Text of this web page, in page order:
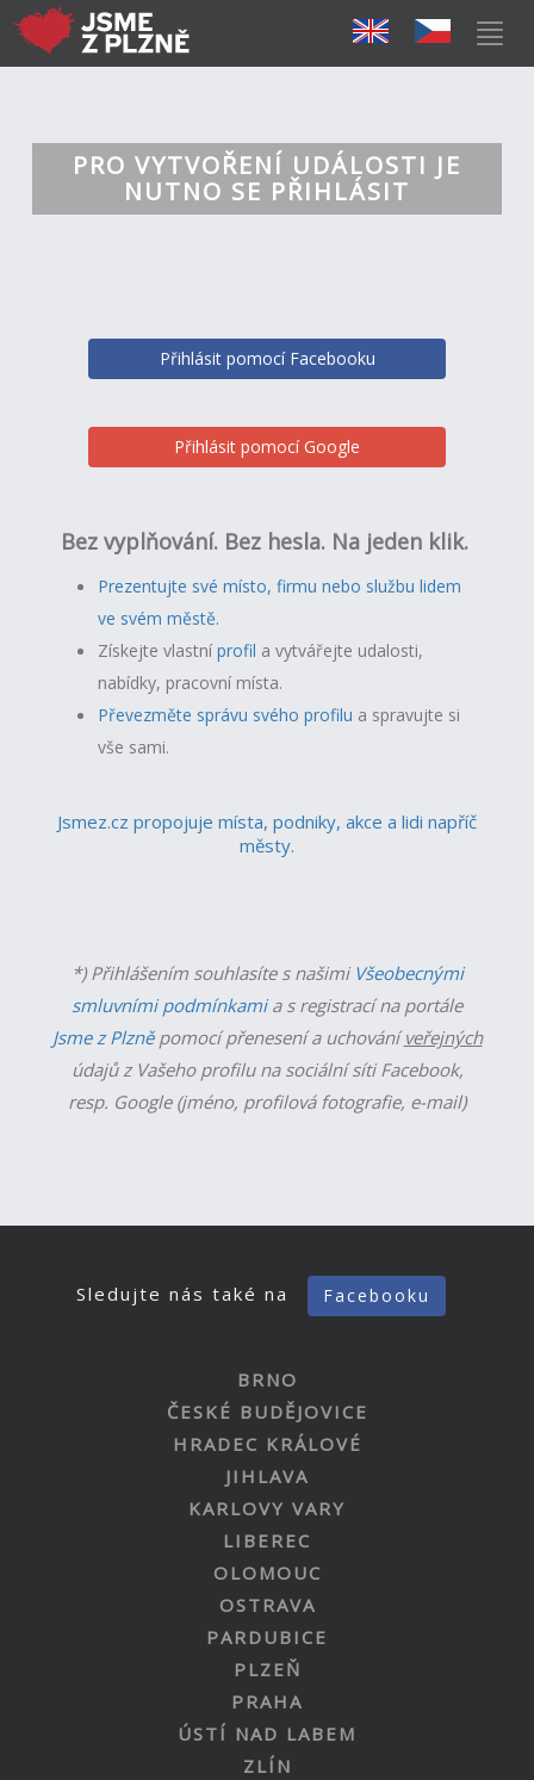
PRO VYTVOŘENÍ UDÁLOSTI JE
NUTNO SE PŘIHLÁSIT
Přihlásit pomocí Facebooku
Přihlásit pomocí Google
Bez vyplňování. Bez hesla. Na jeden klik.
Prezentujte své místo, firmu nebo službu lidem
ve svém městě.
Získejte vlastníprofil a vytvářejte udalosti,
nabídky, pracovní místa.
Převezměte správu svého profilu a spravujte si
vše sami.
Jsmez.cz propojuje místa, podniky, akce a lidi napříč
městy.
*) Přihlášením souhlasíte s našimi Všeobecnými
smluvními podmínkamia s registrací na portále
Jsme z Plzněpomocí přenesení a uchováníveřejných
údajů z Vašeho profilu na sociální síti Facebook,
resp. Google (jméno, profilová fotografie, e-mail)
Sledujte nás také na Facebooku
BRNO
ČESKÉ BUDĚJOVICE
HRADEC KRÁLOVÉ
JIHLAVA
KARLOVY VARY
LIBEREC
OLOMOUC
OSTRAVA
PARDUBICE
PLZEŇ
PRAHA
ÚSTÍ NAD LABEM
ZLÍN